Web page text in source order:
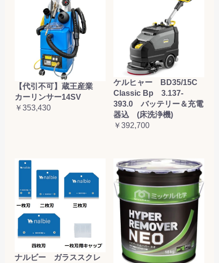
【代引不可】蔵王産業
カーリンサー14SV
￥353,430
ケルヒャー BD35/15C
Classic Bp 3.137-
393.0 バッテリー＆充電
器込 (床洗浄機)
￥392,700
ナルビー ガラススクレ